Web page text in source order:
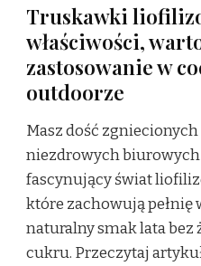
Truskawki
właściwości,
zastosowanie w
outdoorze
Masz dość
niezdrowych biurowych
fascynujący świat
które zachowują
naturalny smak lata bez
cukru. Przeczytaj